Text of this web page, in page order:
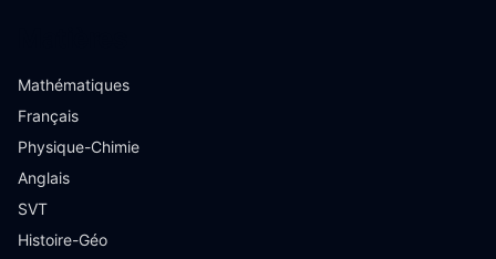
Mathématiques
Français
Physique-Chimie
Anglais
SVT
Histoire-Géo